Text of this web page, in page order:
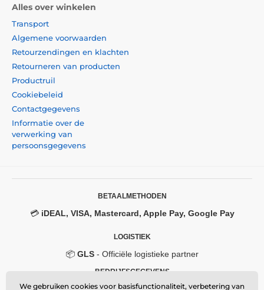
Alles over winkelen
Transport
Algemene voorwaarden
Retourzendingen en klachten
Retourneren van producten
Productruil
Cookiebeleid
Contactgegevens
Informatie over de
verwerking van
persoonsgegevens
BETAALMETHODEN
💳 iDEAL, VISA, Mastercard, Apple Pay, Google Pay
LOGISTIEK
📦 GLS- Officiële logistieke partner
BEDRIJFSGEGEVENS
We gebruiken cookies voor basisfunctionaliteit, verbetering van